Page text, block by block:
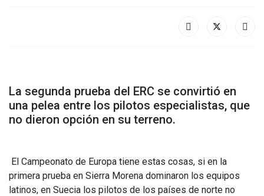
La segunda prueba del ERC se convirtió en
una pelea entre los pilotos especialistas, que
no dieron opción en su terreno.
El Campeonato de Europa tiene estas cosas, si en la
primera prueba en Sierra Morena dominaron los equipos
latinos, en Suecia los pilotos de los países de norte no